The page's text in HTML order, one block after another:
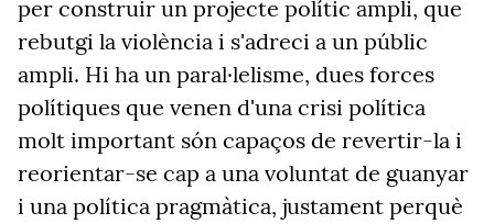
per construir un projecte polític ampli, que
rebutgi la violència i s'adreci a un públic
ampli. Hi ha un paral·lelisme, dues forces
polítiques que venen d'una crisi política
molt important són capaços de revertir-la i
reorientar-se cap a una voluntat de guanyar
i una política pragmàtica, justament perquè